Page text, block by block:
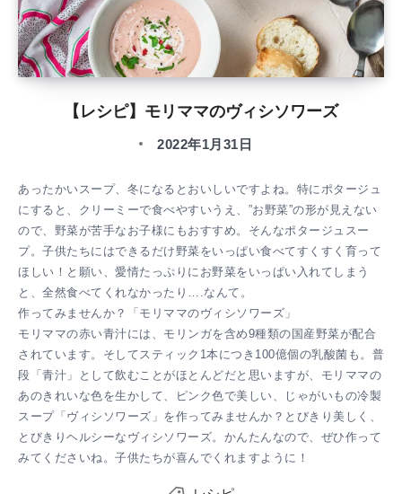
【レシピ】モリママのヴィシソワーズ
2022年1月31日
あったかいスープ、冬になるとおいしいですよね。特にポタージュ
にすると、クリーミーで食べやすいうえ、”お野菜”の形が見えない
ので、野菜が苦手なお子様にもおすすめ。そんなポタージュスー
プ。子供たちにはできるだけ野菜をいっぱい食べてすくすく育って
ほしい！と願い、愛情たっぷりにお野菜をいっぱい入れてしまう
と、全然食べてくれなかったり….なんて。
作ってみませんか？「モリママのヴィシソワーズ」
モリママの赤い青汁には、モリンガを含め9種類の国産野菜が配合
されています。そしてスティック1本につき100億個の乳酸菌も。普
段「青汁」として飲むことがほとんどだと思いますが、モリママの
あのきれいな色を生かして、ピンク色で美しい、じゃがいもの冷製
スープ「ヴィシソワーズ」を作ってみませんか？とびきり美しく、
とびきりヘルシーなヴィシソワーズ。かんたんなので、ぜひ作って
みてくださいね。子供たちが喜んでくれますように！